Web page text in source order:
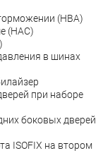
(HBA)
(HAC)
в шинах
при наборе
боковых дверей
ISOFIX на втором